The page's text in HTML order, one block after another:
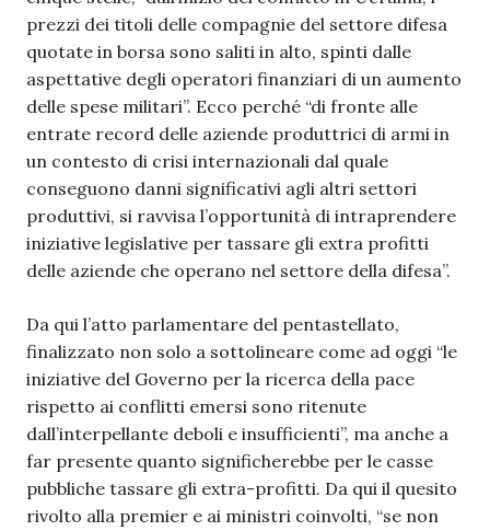
prezzi dei titoli delle compagnie del settore difesa
quotate in borsa sono saliti in alto, spinti dalle
aspettative degli operatori finanziari di un aumento
delle spese militari”. Ecco perché “di fronte alle
entrate record delle aziende produttrici di armi in
un contesto di crisi internazionali dal quale
conseguono danni significativi agli altri settori
produttivi, si ravvisa l’opportunità di intraprendere
iniziative legislative per tassare gli extra profitti
delle aziende che operano nel settore della difesa”.
Da qui l’atto parlamentare del pentastellato,
finalizzato non solo a sottolineare come ad oggi “le
iniziative del Governo per la ricerca della pace
rispetto ai conflitti emersi sono ritenute
dall’interpellante deboli e insufficienti”, ma anche a
far presente quanto significherebbe per le casse
pubbliche tassare gli extra-profitti. Da qui il quesito
rivolto alla premier e ai ministri coinvolti, “se non